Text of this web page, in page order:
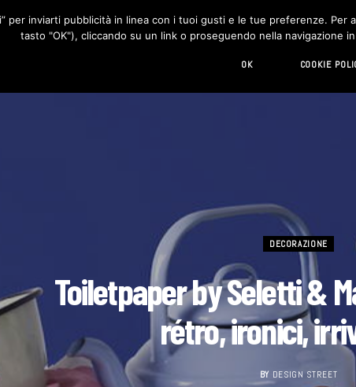
RUBRICHE DESIGN LIVING HI-TECH
DECORAZIONE
Toiletpaper by Seletti &
rétro, ironici,
BY DESIGN STREET
per inviarti pubblicità in linea con i tuoi gusti e le tue preferenze. Per
tasto "OK"), cliccando su un link o proseguendo nella navigazione
OK COOKIE